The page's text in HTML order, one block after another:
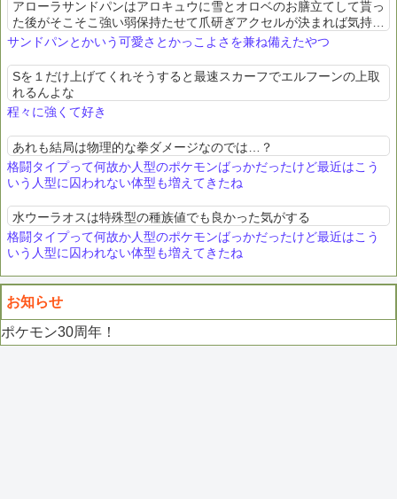
アローラサンドパンはアロキュウに雪とオロベのお膳立てして貰っ
た後がそこそこ強い弱保持たせて爪研ぎアクセルが決まれば気持ち
良い
サンドパンとかいう可愛さとかっこよさを兼ね備えたやつ
Sを１だけ上げてくれそうすると最速スカーフでエルフーンの上取
れるんよな
程々に強くて好き
あれも結局は物理的な拳ダメージなのでは…？
格闘タイプって何故か人型のポケモンばっかだったけど最近はこう
いう人型に囚われない体型も増えてきたね
水ウーラオスは特殊型の種族値でも良かった気がする
格闘タイプって何故か人型のポケモンばっかだったけど最近はこう
いう人型に囚われない体型も増えてきたね
お知らせ
ポケモン30周年！